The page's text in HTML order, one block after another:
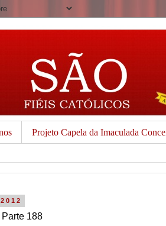
Projeto Capela da Imaculada
188